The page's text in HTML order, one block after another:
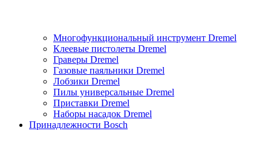
Многофункциональный инструмент Dremel
Клеевые пистолеты Dremel
Граверы Dremel
Газовые паяльники Dremel
Лобзики Dremel
Пилы универсальные Dremel
Приставки Dremel
Наборы насадок Dremel
Принадлежности Bosch